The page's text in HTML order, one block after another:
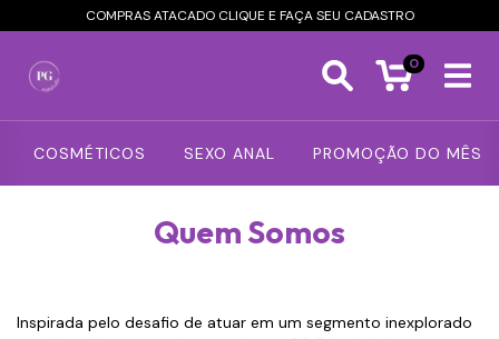
COMPRAS ATACADO CLIQUE E FAÇA SEU CADASTRO
0
COSMÉTICOS SEXO ANAL PROMOÇÃO DO MÊS
Quem Somos
Inspirada pelo desafio de atuar em um segmento inexplorado